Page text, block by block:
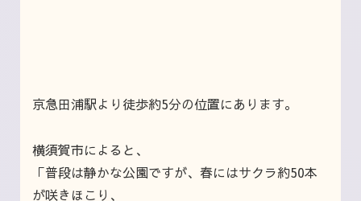
京急田浦駅より徒歩約5分の位置にあります。
横須賀市によると、
「普段は静かな公園ですが、春にはサクラ約50本
が咲きほこり、